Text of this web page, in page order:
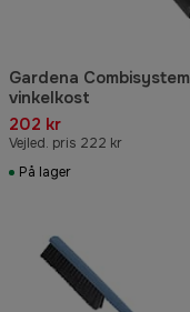
Gardena Combisystem
vinkelkost
202 kr
Vejled. pris 222 kr
På lager